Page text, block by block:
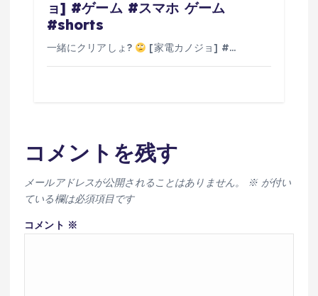
ョ] #ゲーム #スマホ ゲーム
#shorts
一緒にクリアしょ? [家電カノジョ] #…
コメントを残す
メールアドレスが公開されることはありません。 ※が付い
ている欄は必須項目です
コメント ※